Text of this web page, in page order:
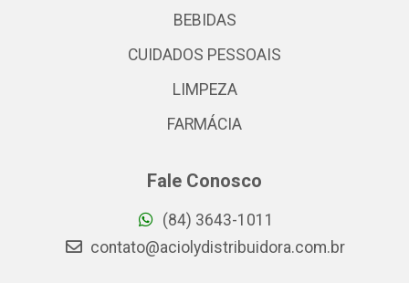
BEBIDAS
CUIDADOS PESSOAIS
LIMPEZA
FARMÁCIA
Fale Conosco
(84) 3643-1011
contato@aciolydistribuidora.com.br